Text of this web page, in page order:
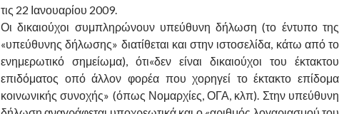
τις 22 Ιανουαρίου 2009.
Οι δικαιούχοι συμπληρώνουν υπεύθυνη δήλωση (το έντυπο της
«υπεύθυνης δήλωσης» διατίθεται και στην ιστοσελίδα, κάτω από το
ενημερωτικό σημείωμα), ότι«δεν είναι δικαιούχοι του έκτακτου
επιδόματος οπό άλλον φορέα που χορηγεί το έκτακτο επίδομα
κοινωνικής συνοχής» (όπως Νομαρχίες, ΟΓΑ, κλπ). Στην υπεύθυνη